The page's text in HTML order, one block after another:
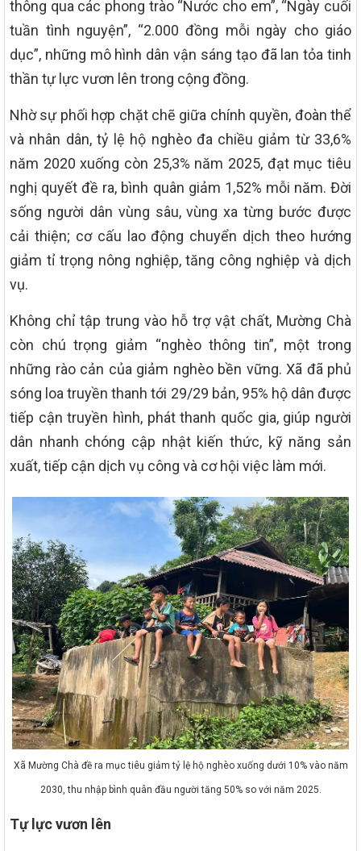
thông qua các phong trào “Nước cho em”, “Ngày cuối
tuần tình nguyện”, “2.000 đồng mỗi ngày cho giáo
dục”, những mô hình dân vận sáng tạo đã lan tỏa tinh
thần tự lực vươn lên trong cộng đồng.
Nhờ sự phối hợp chặt chẽ giữa chính quyền, đoàn thể
và nhân dân, tỷ lệ hộ nghèo đa chiều giảm từ 33,6%
năm 2020 xuống còn 25,3% năm 2025, đạt mục tiêu
nghị quyết đề ra, bình quân giảm 1,52% mỗi năm. Đời
sống người dân vùng sâu, vùng xa từng bước được
cải thiện; cơ cấu lao động chuyển dịch theo hướng
giảm tỉ trọng nông nghiệp, tăng công nghiệp và dịch
vụ.
Không chỉ tập trung vào hỗ trợ vật chất, Mường Chà
còn chú trọng giảm “nghèo thông tin”, một trong
những rào cản của giảm nghèo bền vững. Xã đã phủ
sóng loa truyền thanh tới 29/29 bản, 95% hộ dân được
tiếp cận truyền hình, phát thanh quốc gia, giúp người
dân nhanh chóng cập nhật kiến thức, kỹ năng sản
xuất, tiếp cận dịch vụ công và cơ hội việc làm mới.
Xã Mường Chà đề ra mục tiêu giảm tỷ lệ hộ nghèo xuống dưới 10% vào năm
2030, thu nhập bình quân đầu người tăng 50% so với năm 2025.
Tự lực vươn lên